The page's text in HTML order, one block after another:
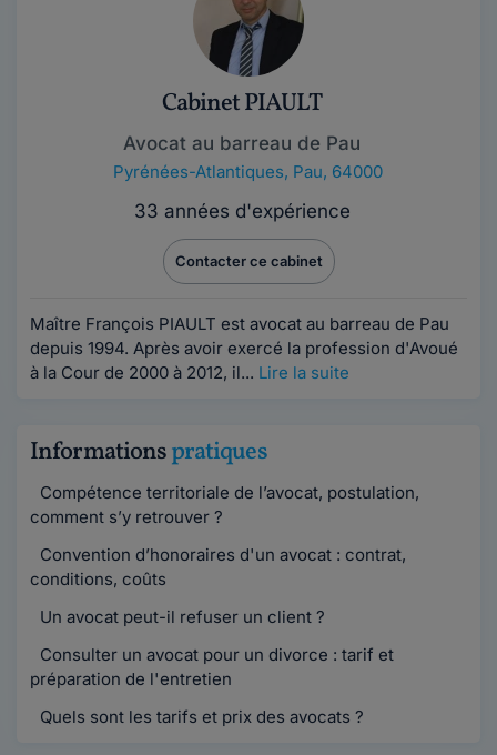
Cabinet PIAULT
Avocat au barreau de Pau
Pyrénées-Atlantiques, Pau, 64000
33 années d'expérience
Contacter ce cabinet
Maître François PIAULT est avocat au barreau de Pau
depuis 1994. Après avoir exercé la profession d'Avoué
à la Cour de 2000 à 2012, il... Lire la suite
Informationspratiques
Compétence territoriale de l’avocat, postulation,
comment s’y retrouver ?
Convention d’honoraires d'un avocat : contrat,
conditions, coûts
Un avocat peut-il refuser un client ?
Consulter un avocat pour un divorce : tarif et
préparation de l'entretien
Quels sont les tarifs et prix des avocats ?